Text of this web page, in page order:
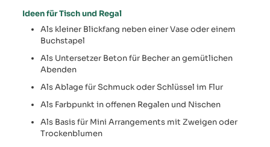
Ideen für Tisch und Regal
Als kleiner Blickfang neben einer Vase oder einem
Buchstapel
Als Untersetzer Beton für Becher an gemütlichen
Abenden
Als Ablage für Schmuck oder Schlüssel im Flur
Als Farbpunkt in offenen Regalen und Nischen
Als Basis für Mini Arrangements mit Zweigen oder
Trockenblumen